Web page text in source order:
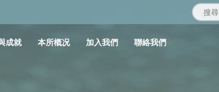
成就 本所概况 加入我們 聯絡我們